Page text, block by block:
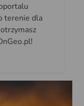
terenie dla